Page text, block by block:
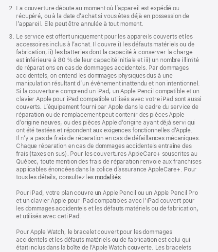
La couverture débute au moment où l’appareil est expédié ou
récupéré, ou à la date d’achat si vous êtes déjà en possession de
l’appareil. Elle peut être annulée à tout moment.
Le service est offert uniquement pour les appareils couverts et les
accessoires inclus à l’achat. Il couvre i) les défauts matériels ou de
fabrication, ii) les batteries dont la capacité à conserver la charge
est inférieure à 80 % de leur capacité initiale et iii) un nombre illimité
de réparations en cas de dommages accidentels. Par dommages
accidentels, on entend les dommages physiques dus à une
manipulation résultant d’un événement inattendu et non intentionnel.
Si la couverture comprend un iPad, un Apple Pencil compatible et un
clavier Apple pour iPad compatible utilisés avec votre iPad sont aussi
couverts. L’équipement fourni par Apple dans le cadre du service de
réparation ou de remplacement peut contenir des pièces Apple
d’origine neuves, ou des pièces Apple d’origine ayant déjà servi qui
ont été testées et répondent aux exigences fonctionnelles d’Apple.
Il n’y a pas de frais de réparation en cas de défaillances mécaniques.
Chaque réparation en cas de dommages accidentels entraîne des
frais (taxes en sus). Pour les couvertures AppleCare+ souscrites au
Québec, toute mention des frais de réparation renvoie aux franchises
applicables énoncées dans la police d’assurance AppleCare+. Pour
tous les détails, consultez les modalités.
Pour iPad, votre plan couvre un Apple Pencil ou un Apple Pencil Pro
et un clavier Apple pour iPad compatibles avec l’iPad couvert pour
les dommages accidentels et les défauts matériels ou de fabrication,
et utilisés avec cet iPad.
Pour Apple Watch, le bracelet couvert pour les dommages
accidentels et les défauts matériels ou de fabrication est celui qui
était inclus dans la boîte de l’Apple Watch couverte. Les bracelets